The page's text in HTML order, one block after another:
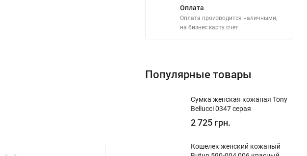
Оплата
Оплата производится наличными,
на бизнес карту счет
Популярные товары
Сумка женская кожаная Tony
Bellucci 0347 серая
2 725 грн.
Кошелек женский кожаный